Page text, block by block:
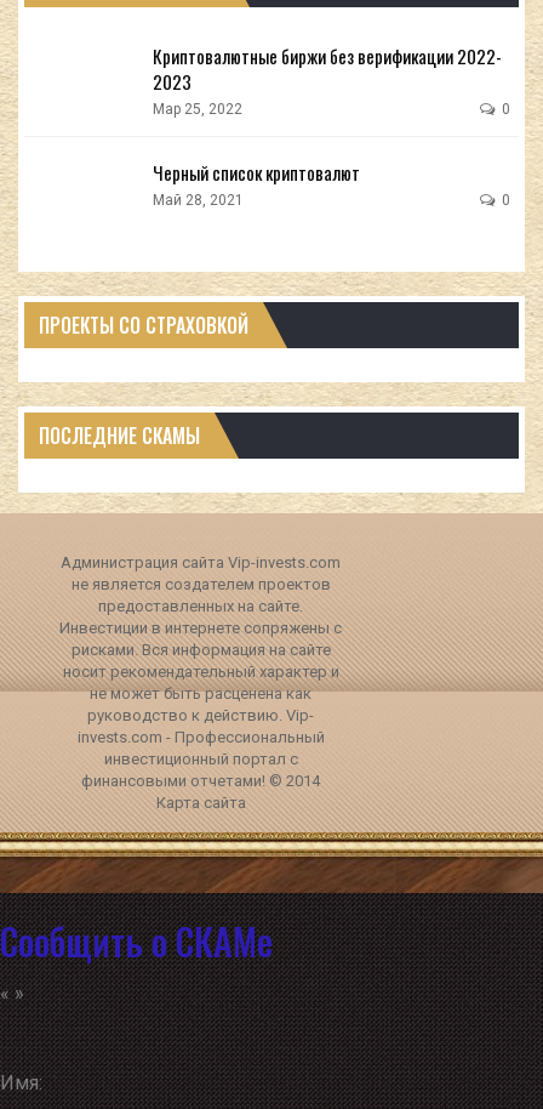
Криптовалютные биржи без верификации 2022-
2023
Мар 25, 2022 0
Черный список криптовалют
Май 28, 2021 0
ПРОЕКТЫ СО СТРАХОВКОЙ
ПОСЛЕДНИЕ СКАМЫ
Администрация сайта Vip-invests.com
не является создателем проектов
предоставленных на сайте.
Инвестиции в интернете сопряжены с
рисками. Вся информация на сайте
носит рекомендательный характер и
не может быть расценена как
руководство к действию. Vip-
invests.com - Профессиональный
инвестиционный портал с
финансовыми отчетами! © 2014
Карта сайта
Сообщить о СКАМе
« »
Имя: